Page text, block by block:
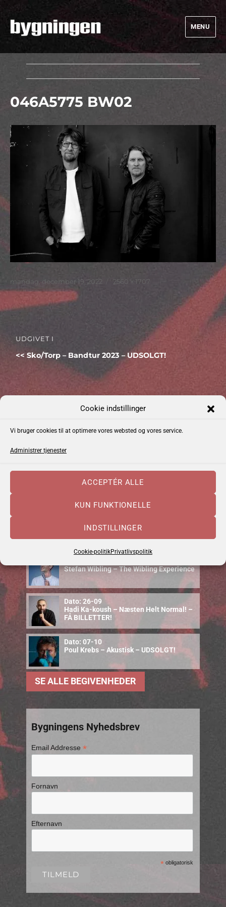
Cookie indstillinger
Vi bruger cookies til at optimere vores websted og vores service.
Administrer tjenester
ACCEPTÉR ALLE
KUN FUNKTIONELLE
INDSTILLINGER
Cookie-politikPrivatlivspolitik
Bygningen
MENU
046A5775 BW02
Udgivet
mandag, december 19, 2022
Faktisk
2560 × 1707
Indlægsnavigation
UDGIVET I
Sko/Torp – Bandtur 2023 – UDSOLGT!
Emma Zinck (US)
Dato: 10-09
Uffe Steen Trio & Vestbo Trio
Stefan Wibling – The Wibling Experience
Dato: 26-09
Hadi Ka-koush – Næsten Helt Normal! –
FÅ BILLETTER!
Dato: 07-10
Poul Krebs – Akustisk – UDSOLGT!
SE ALLE BEGIVENHEDER
Bygningens Nyhedsbrev
Email Addresse*
Fornavn
Efternavn
* obligatorisk